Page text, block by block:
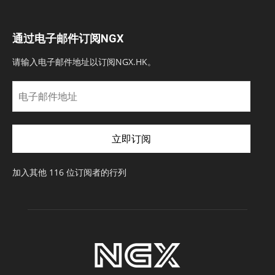
通过电子邮件订阅NGX
请输入电子邮件地址以订阅NGX.HK。
子
邮
件
址
立即订阅
加入其他 116 位订阅者的行列